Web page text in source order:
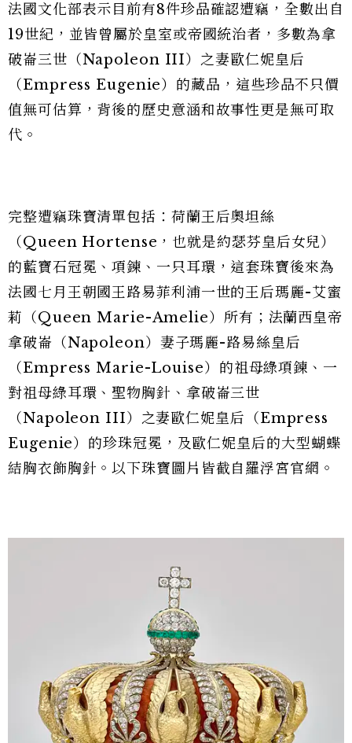
法國文化部表示目前有8件珍品確認遭竊，全數出自
19世紀，並皆曾屬於皇室或帝國統治者，多數為拿
破崙三世（Napoleon III）之妻歐仁妮皇后
（Empress Eugenie）的藏品，這些珍品不只價
值無可估算，背後的歷史意涵和故事性更是無可取
代。
完整遭竊珠寶清單包括：荷蘭王后奧坦絲
（Queen Hortense，也就是約瑟芬皇后女兒）
的藍寶石冠冕、項鍊、一只耳環，這套珠寶後來為
法國七月王朝國王路易菲利浦一世的王后瑪麗-艾蜜
莉（Queen Marie-Amelie）所有；法蘭西皇帝
拿破崙（Napoleon）妻子瑪麗-路易絲皇后
（Empress Marie-Louise）的祖母綠項鍊、一
對祖母綠耳環、聖物胸針、拿破崙三世
（Napoleon III）之妻歐仁妮皇后（Empress
Eugenie）的珍珠冠冕，及歐仁妮皇后的大型蝴蝶
結胸衣飾胸針。以下珠寶圖片皆截自羅浮宮官網。